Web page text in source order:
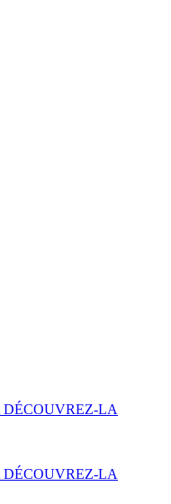
DÉCOUVREZ-LA
DÉCOUVREZ-LA